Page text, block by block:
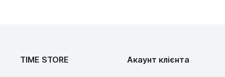
TIME STORE Акаунт клієнта